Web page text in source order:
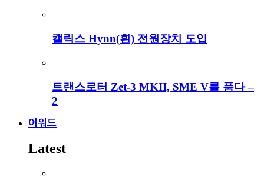
캘릭스 Hynn(흰) 전원장치 도입
트랜스로터 Zet-3 MKII, SME V를 품다 –
2
어워드
Latest